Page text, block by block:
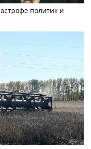
политик и